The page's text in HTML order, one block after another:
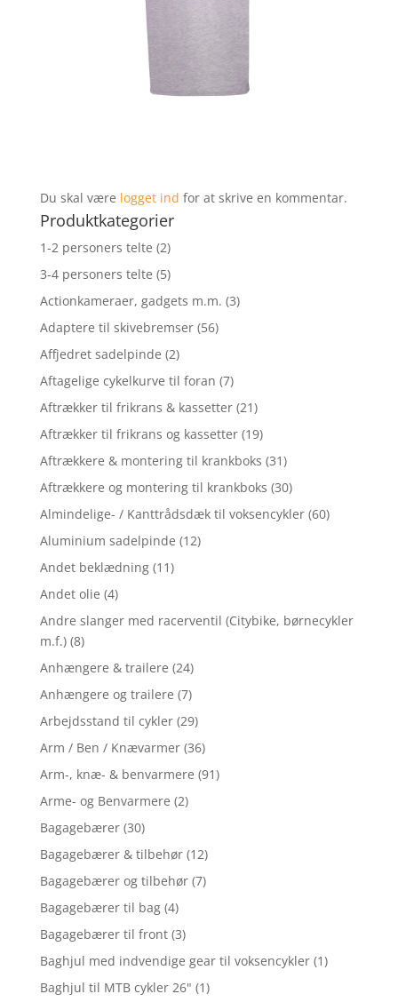
Du skal være logget ind for at skrive en kommentar.
Produktkategorier
1-2 personers telte (2)
3-4 personers telte (5)
Actionkameraer, gadgets m.m. (3)
Adaptere til skivebremser (56)
Affjedret sadelpinde (2)
Aftagelige cykelkurve til foran (7)
Aftrækker til frikrans & kassetter (21)
Aftrækker til frikrans og kassetter (19)
Aftrækkere & montering til krankboks (31)
Aftrækkere og montering til krankboks (30)
Almindelige- / Kanttrådsdæk til voksencykler (60)
Aluminium sadelpinde (12)
Andet beklædning (11)
Andet olie (4)
Andre slanger med racerventil (Citybike, børnecykler
m.f.) (8)
Anhængere & trailere (24)
Anhængere og trailere (7)
Arbejdsstand til cykler (29)
Arm / Ben / Knævarmer (36)
Arm-, knæ- & benvarmere (91)
Arme- og Benvarmere (2)
Bagagebærer (30)
Bagagebærer & tilbehør (12)
Bagagebærer og tilbehør (7)
Bagagebærer til bag (4)
Bagagebærer til front (3)
Baghjul med indvendige gear til voksencykler (1)
Baghjul til MTB cykler 26" (1)